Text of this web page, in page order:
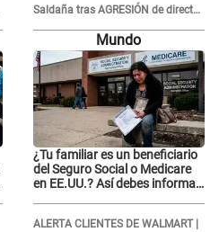
Saldaña tras AGRESIÓN de director
de 'La Bella Luz': Esto hizo
Mundo
¿Tu familiar es un beneficiario
del Seguro Social o Medicare
en EE.UU.? Así debes informar
ALERTA CLIENTES DE WALMART |